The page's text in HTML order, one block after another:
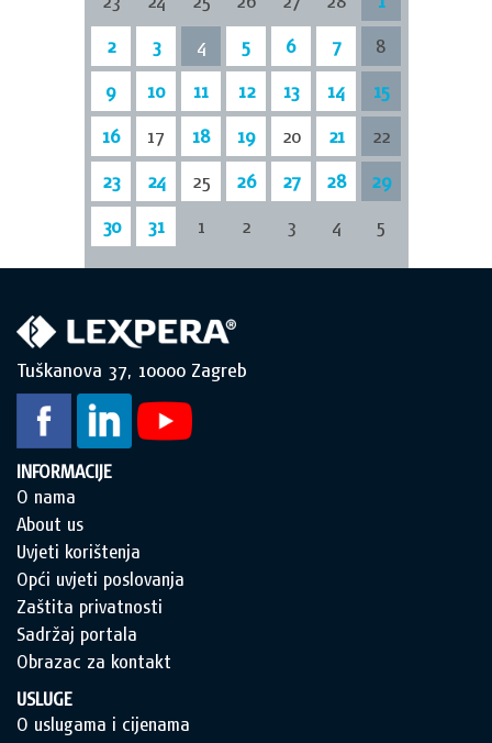
2
3 4 5 6 7
8
9
10 11 12 13 14
15
16
17 18 19 20 21
22
23
24 25 26 27 28
29
30
31 1 2 3 4 5
Tuškanova 37, 10000 Zagreb
INFORMACIJE
O nama
About us
Uvjeti korištenja
Opći uvjeti poslovanja
Zaštita privatnosti
Sadržaj portala
Obrazac za kontakt
USLUGE
O uslugama i cijenama